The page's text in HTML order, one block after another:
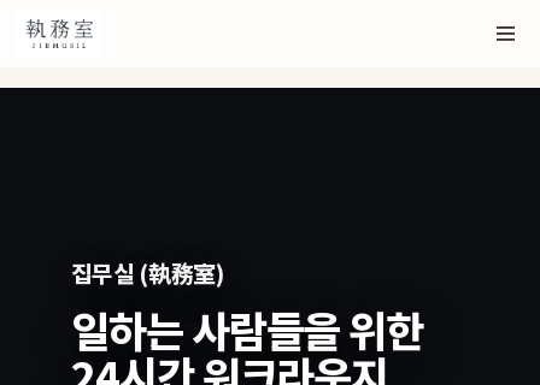
집무실 (執務室)
일하는 사람들을 위한